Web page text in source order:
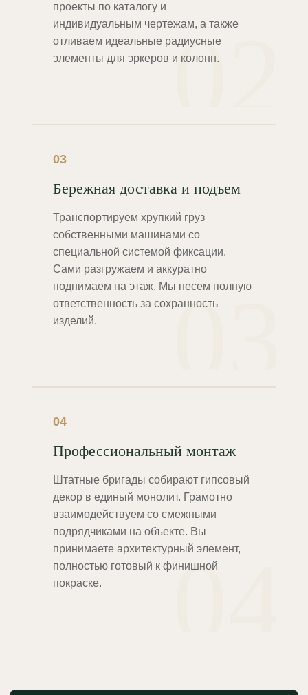
02
проекты по каталогу и
индивидуальным чертежам, а также
отливаем идеальные радиусные
элементы для эркеров и колонн.
03
03
Бережная доставка и подъем
Транспортируем хрупкий груз
собственными машинами со
специальной системой фиксации.
Сами разгружаем и аккуратно
поднимаем на этаж. Мы несем полную
ответственность за сохранность
изделий.
04
04
Профессиональный монтаж
Штатные бригады собирают гипсовый
декор в единый монолит. Грамотно
взаимодействуем со смежными
подрядчиками на объекте. Вы
принимаете архитектурный элемент,
полностью готовый к финишной
покраске.